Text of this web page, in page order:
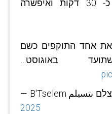
המשטרה הגיעה לאחר כ- 30 דקות ואיפשרה
את אחד התוקפים כשם
באוגוסט…
2025